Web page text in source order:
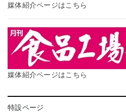
媒体紹介ページはこちら
媒体紹介ページはこちら
特設ページ